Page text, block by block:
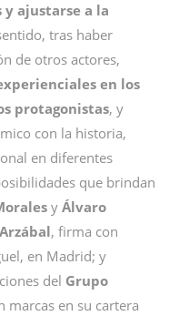
ajustarse a la
tras haber
de otros actores,
en los
protagonistas, y
con la historia,
en diferentes
que brindan
y Álvaro
Arzábal, firma con
en Madrid; y
del Grupo
marcas en su cartera